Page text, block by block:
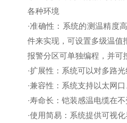
各种环境
·准确性：系统的测温精度
件来实现，可设置多级温值
报警分区可单独编程，并可
·扩展性：系统可以对多路
·兼容性：系统支持以太网
·寿命长：铠装感温电缆在
·使用简易：系统提供可视